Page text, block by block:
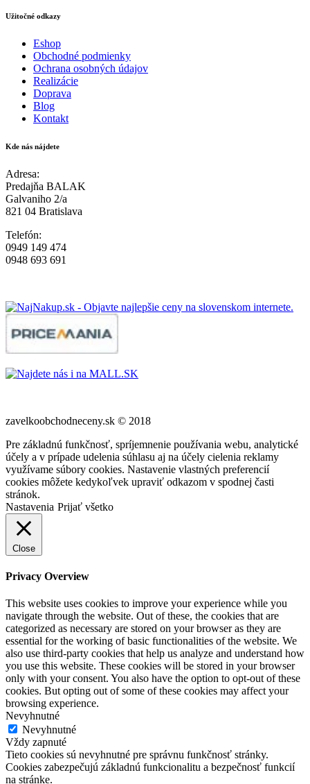
Užitočné odkazy
Eshop
Obchodné podmienky
Ochrana osobných údajov
Realizácie
Doprava
Blog
Kontakt
Kde nás nájdete
Adresa:
Predajňa BALAK
Galvaniho 2/a
821 04 Bratislava
Telefón:
0949 149 474
0948 693 691
zavelkoobchodneceny.sk © 2018
Pre základnú funkčnosť, spríjemnenie používania webu, analytické
účely a v prípade udelenia súhlasu aj na účely cielenia reklamy
využívame súbory cookies. Nastavenie vlastných preferencií
cookies môžete kedykoľvek upraviť odkazom v spodnej časti
stránok.
Nastavenia Prijať všetko
Close
Privacy Overview
This website uses cookies to improve your experience while you
navigate through the website. Out of these, the cookies that are
categorized as necessary are stored on your browser as they are
essential for the working of basic functionalities of the website. We
also use third-party cookies that help us analyze and understand how
you use this website. These cookies will be stored in your browser
only with your consent. You also have the option to opt-out of these
cookies. But opting out of some of these cookies may affect your
browsing experience.
Nevyhnutné
Nevyhnutné
Vždy zapnuté
Tieto cookies sú nevyhnutné pre správnu funkčnosť stránky.
Cookies zabezpečujú základnú funkcionalitu a bezpečnosť funkcií
na stránke.